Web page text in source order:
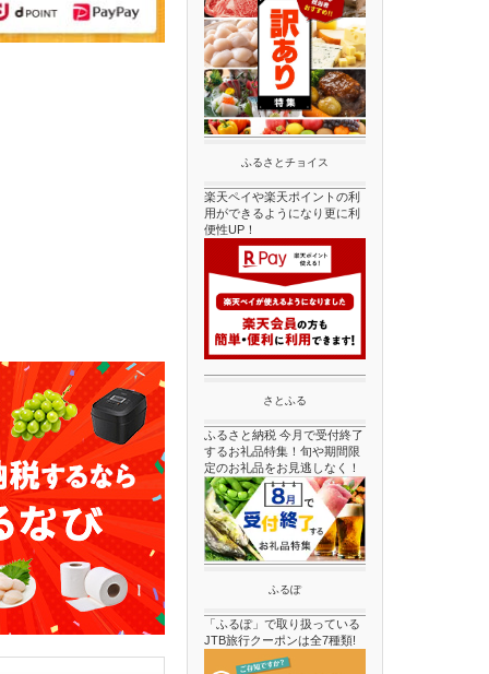
ふるさとチョイス
楽天ペイや楽天ポイントの利
用ができるようになり更に利
便性UP！
さとふる
ふるさと納税 今月で受付終了
するお礼品特集！旬や期間限
定のお礼品をお見逃しなく！
ふるぽ
「ふるぽ」で取り扱っている
JTB旅行クーポンは全7種類!